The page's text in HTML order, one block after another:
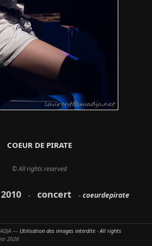
2010 - concert - coeurdepirate
COEUR DE PIRATE
© All rights reserved
— Utilisation des images interdite · All rights
2026